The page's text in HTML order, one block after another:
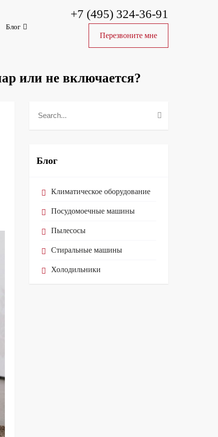
Блог
+7 (495) 324-36-91
Перезвоните мне
или не включается?
Блог
Климатическое оборудование
Посудомоечные машины
Пылесосы
Стиральные машины
Холодильники